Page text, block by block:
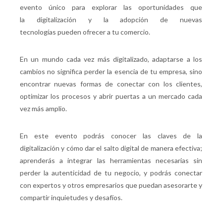
evento único para explorar las oportunidades que
la digitalización y la adopción de nuevas
tecnologías pueden ofrecer a tu comercio.
En un mundo cada vez más digitalizado, adaptarse a los
cambios no significa perder la esencia de tu empresa, sino
encontrar nuevas formas de conectar con los clientes,
optimizar los procesos y abrir puertas a un mercado cada
vez más amplio.
En este evento podrás conocer las claves de la
digitalización y cómo dar el salto digital de manera efectiva;
aprenderás a integrar las herramientas necesarias sin
perder la autenticidad de tu negocio, y podrás conectar
con expertos y otros empresarios que puedan asesorarte y
compartir inquietudes y desafíos.